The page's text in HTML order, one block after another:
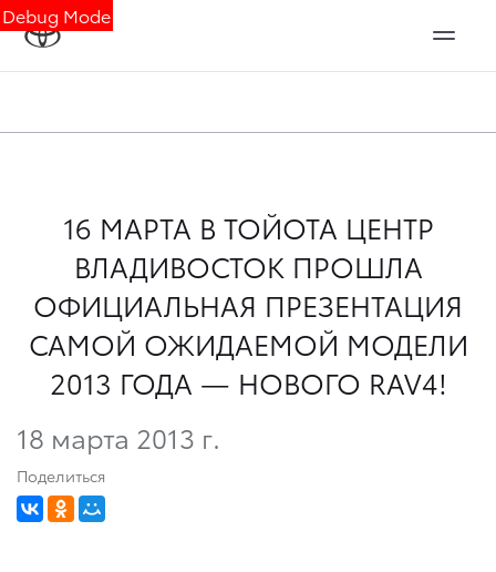
Debug Mode
16 МАРТА В ТОЙОТА ЦЕНТР
ВЛАДИВОСТОК ПРОШЛА
ОФИЦИАЛЬНАЯ ПРЕЗЕНТАЦИЯ
САМОЙ ОЖИДАЕМОЙ МОДЕЛИ
2013 ГОДА — НОВОГО RAV4!
18 марта 2013 г.
Поделиться